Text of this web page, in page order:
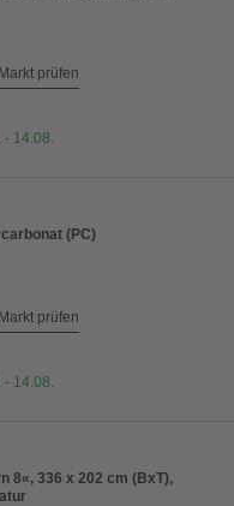
prüfen
- 14.08.
(PC)
prüfen
- 14.08.
8«, 336 x 202 cm (BxT),